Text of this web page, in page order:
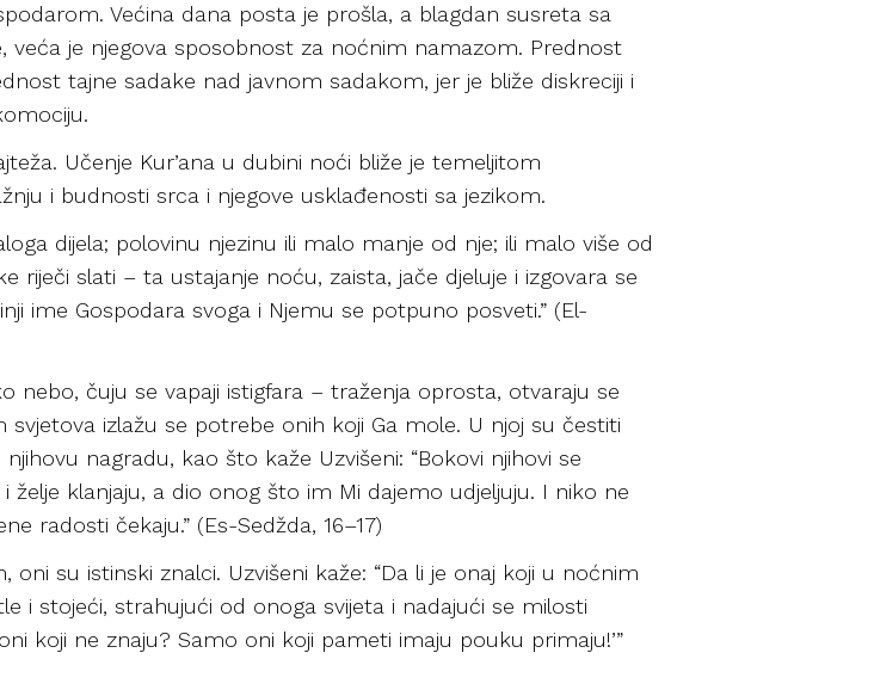
Većina dana posta je prošla, a blagdan susreta sa
veća je njegova sposobnost za noćnim namazom. Prednost
tajne sadake nad javnom sadakom, jer je bliže diskreciji i
Učenje Kur’ana u dubini noći bliže je temeljitom
i budnosti srca i njegove usklađenosti sa jezikom.
dijela; polovinu njezinu ili malo manje od nje; ili malo više od
riječi slati – ta ustajanje noću, zaista, jače djeluje i izgovara se
ime Gospodara svoga i Njemu se potpuno posveti.” (El-
nebo, čuju se vapaji istigfara – traženja oprosta, otvaraju se
izlažu se potrebe onih koji Ga mole. U njoj su čestiti
nagradu, kao što kaže Uzvišeni: “Bokovi njihovi se
želje klanjaju, a dio onog što im Mi dajemo udjeljuju. I niko ne
radosti čekaju.” (Es-Sedžda, 16–17)
su istinski znalci. Uzvišeni kaže: “Da li je onaj koji u noćnim
i stojeći, strahujući od onoga svijeta i nadajući se milosti
koji ne znaju? Samo oni koji pameti imaju pouku primaju!’”